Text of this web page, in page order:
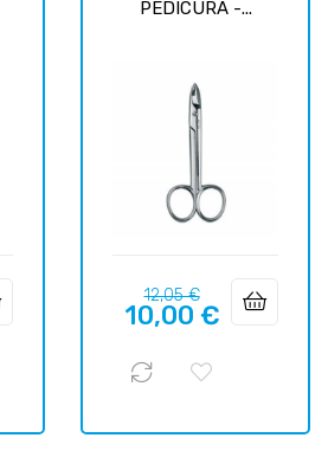
PEDICURA -...
Precio
regular
12,05 €Precio
10,00 €